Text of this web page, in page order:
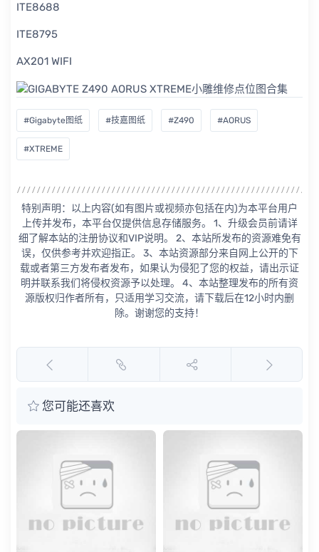
ITE8688
ITE8795
AX201 WIFI
#Gigabyte图纸 #技嘉图纸 #Z490 #AORUS
#XTREME
特别声明：以上内容(如有图片或视频亦包括在内)为本平台用户
上传并发布，本平台仅提供信息存储服务。 1、升级会员前请详
细了解本站的注册协议和VIP说明。 2、本站所发布的资源难免有
误，仅供参考并欢迎指正。 3、本站资源部分来自网上公开的下
载或者第三方发布者发布，如果认为侵犯了您的权益，请出示证
明并联系我们将侵权资源予以处理。 4、本站整理发布的所有资
源版权归作者所有，只适用学习交流，请下载后在12小时内删
除。谢谢您的支持！
您可能还喜欢